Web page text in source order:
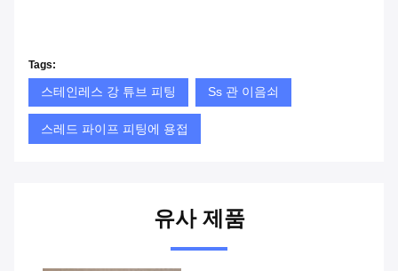
Tags:
스테인레스 강 튜브 피팅 Ss 관 이음쇠
스레드 파이프 피팅에 용접
유사 제품